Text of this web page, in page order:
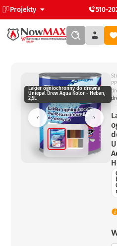
Projekty 510-
Lakier ogniochronny do drewna
Uniepal Drew Aqua Kolor - Heban,
2,5L